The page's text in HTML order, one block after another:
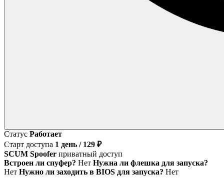
Статус Работает
Старт доступа 1 день / 129 ₽
SCUM Spoofer приватный доступ
Встроен ли спуфер? Нет Нужна ли флешка для запуска?
Нет Нужно ли заходить в BIOS для запуска? Нет